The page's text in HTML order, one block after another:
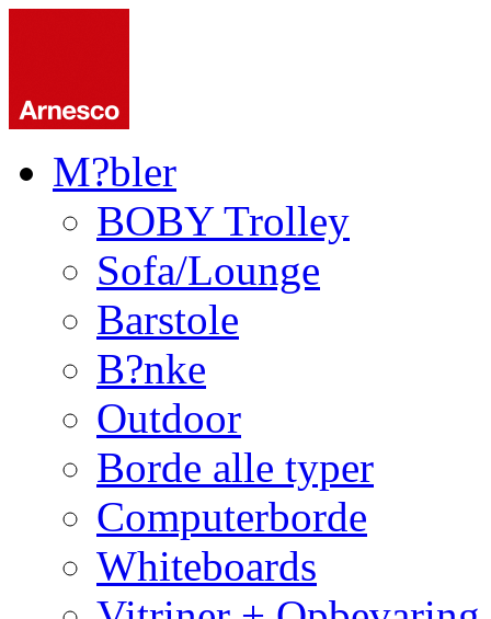
M?bler
BOBY Trolley
Sofa/Lounge
Barstole
B?nke
Outdoor
Borde alle typer
Computerborde
Whiteboards